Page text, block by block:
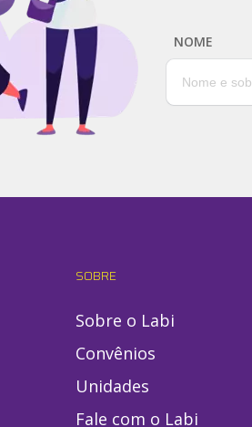
NOME
SOBRE
Sobre o Labi
Convênios
Unidades
Fale com o Labi